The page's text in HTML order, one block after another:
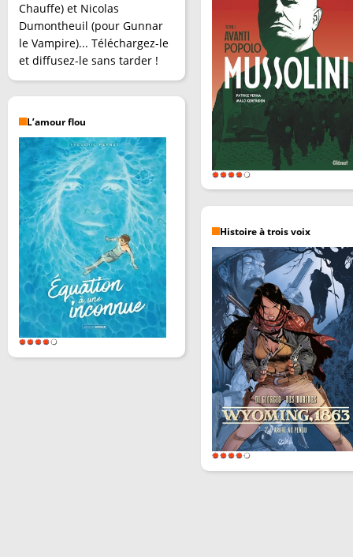
Chauffe) et Nicolas
Dumontheuil (pour Gunnar
le Vampire)... Téléchargez-le
et diffusez-le sans tarder !
L’amour flou
Histoire à trois voix